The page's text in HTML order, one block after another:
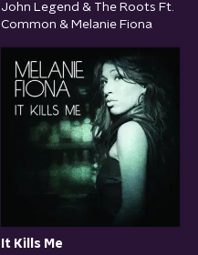
John Legend & The Roots Ft.
Common & Melanie Fiona
It Kills Me